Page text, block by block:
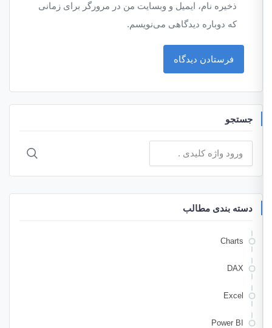
ذخیره نام، ایمیل و وبسایت من در مرورگر برای زمانی
که دوباره دیدگاهی می‌نویسم.
جستجو
برای:
دسته بندی مطالب
Charts
DAX
Excel
Power BI